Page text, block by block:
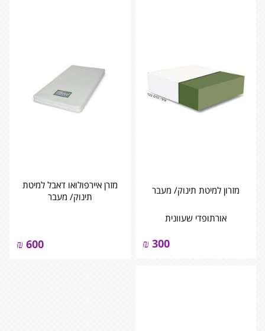
מזרון למיטת תינוק/ מעבר
אורתופדי שעוונית
300
₪
מזרן איירפולואו דאבל למיטת
תינוק/ מעבר
600
₪